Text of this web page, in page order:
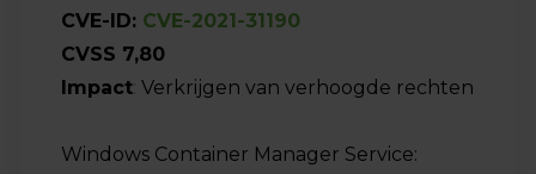
CVE-ID: CVE-2021-31190
CVSS 7,80
Impact:Verkrijgen van verhoogde rechten
Windows Container Manager Service: